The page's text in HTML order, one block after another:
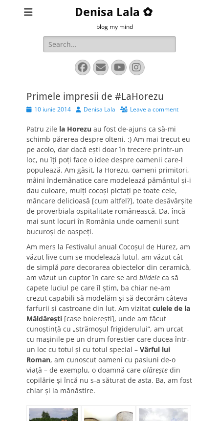
Denisa Lala ✿
blog my mind
Search
for:
Facebook
EmailYouTube
Instagram
Primele impresii de #LaHorezu
Posted10 iunie 2014 AuthorDenisa Lala Leave a comment
Patru zile la Horezu au fost de-ajuns ca să-mi
schimb părerea despre olteni. :) Am mai trecut eu
pe acolo, dar dacă eşti doar în trecere printr-un
loc, nu îţi poţi face o idee despre oamenii care-l
populează. Am găsit, la Horezu, oameni primitori,
mâini îndemânatice care modelează pământul şi-i
dau culoare, mulţi cocoşi pictaţi pe toate cele,
mâncare delicioasă [cum altfel?], toate desăvârşite
de proverbiala ospitalitate românească. Da, încă
mai sunt locuri în România unde oamenii sunt
bucuroşi de oaspeţi.
Am mers la Festivalul anual Cocoşul de Hurez, am
văzut live cum se modelează lutul, am văzut cât
de simplă pare decorarea obiectelor din ceramică,
am văzut un cuptor în care se ard blidele ca să
capete luciul pe care îl ştim, ba chiar ne-am
crezut capabili să modelăm şi să decorăm câteva
farfurii şi castroane din lut. Am vizitat culele de la
Măldăreşti [case boiereşti], unde am făcut
cunoştinţă cu „strămoşul frigiderului”, am urcat
cu maşinile pe un drum forestier care ducea într-
un loc cu totul şi cu totul special – Vârful lui
Roman, am cunoscut oameni cu pasiuni de-o
viaţă – de exemplu, o doamnă care olăreşte din
copilărie şi încă nu s-a săturat de asta. Ba, am fost
chiar şi la mănăstire.